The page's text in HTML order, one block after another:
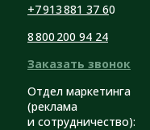
+7 913 881 37 60
8 800 200 94 24
Заказать звонок
Отдел маркетинга
(реклама
и сотрудничество):